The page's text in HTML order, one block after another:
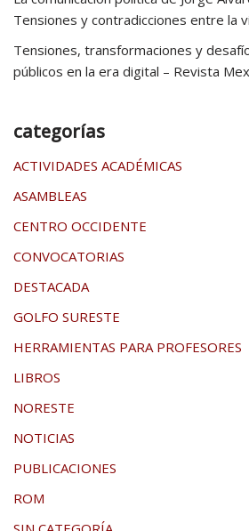
Tensiones y contradicciones entre la
Tensiones, transformaciones y
públicos en la era digital – Revista
categorías
ACTIVIDADES ACADÉMICAS
ASAMBLEAS
CENTRO OCCIDENTE
CONVOCATORIAS
DESTACADA
GOLFO SURESTE
HERRAMIENTAS PARA PROFESORES
LIBROS
NORESTE
NOTICIAS
PUBLICACIONES
ROM